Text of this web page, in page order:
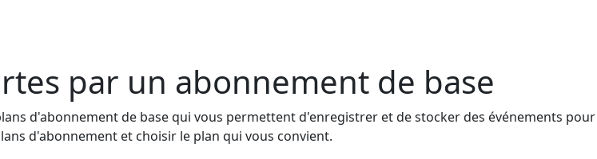
par un abonnement de base
d'abonnement de base qui vous permettent d'enregistrer et de stocker des événements pour
d'abonnement et choisir le plan qui vous convient.